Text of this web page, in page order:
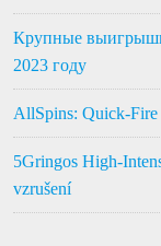
Крупные
2023 году
AllSpins: Quick‑Fire
5Gringos
vzrušení